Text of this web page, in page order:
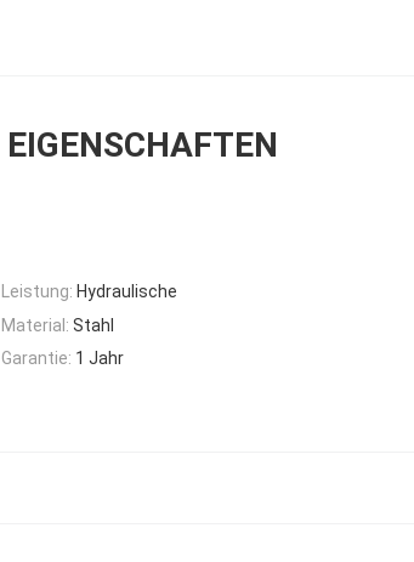
EIGENSCHAFTEN
Leistung: Hydraulische
Material: Stahl
Garantie: 1 Jahr